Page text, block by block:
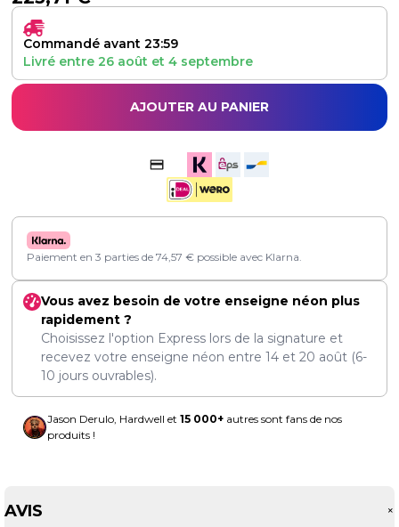
Commandé avant 23:59
Livré entre 26 août et 4 septembre
AJOUTER AU PANIER
Paiement en 3 parties de 74,57 € possible avec Klarna.
Vous avez besoin de votre enseigne néon plus
rapidement ?
Choisissez l'option Express lors de la signature et
recevez votre enseigne néon entre 14 et 20 août (6-
10 jours ouvrables).
Jason Derulo, Hardwell et 15 000+ autres sont fans de nos
produits !
AVIS +